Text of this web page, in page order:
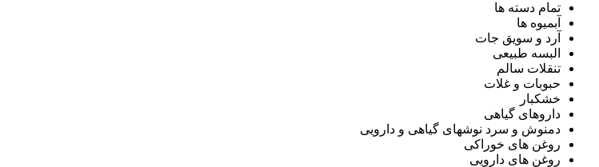
تمام دسته ها
آبمیوه ها
آرد و سویق جات
البسه طبیعی
تنقلات سالم
حبوبات و غلات
خشکبار
داروهای گیاهی
دمنوش و سرد نوشهای گیاهی و دارویی
روغن های خوراکی
روغن های دارویی